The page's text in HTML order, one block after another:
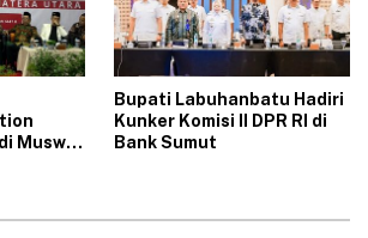
Muswil
‎Bupati Labuhanbatu Hadiri
Kunker Komisi II DPR RI di
Bank Sumut‎